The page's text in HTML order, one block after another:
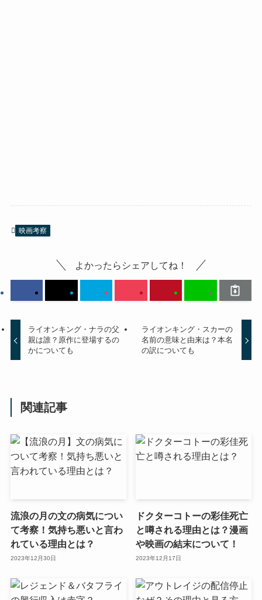
映画考察
よかったらシェアしてね！
ライオンキング・ナラの父
親は誰？原作に登場するの
かについても
ライオンキング・スカーの
名前の意味と由来は？本名
の訳についても
関連記事
流浪の月の文の病気につい
て考察！気持ち悪いと言わ
れている理由とは？
2023年12月30日
ドクターコトーの彩佳死亡
と噂される理由とは？漫画
や映画の結末について！
2023年12月17日